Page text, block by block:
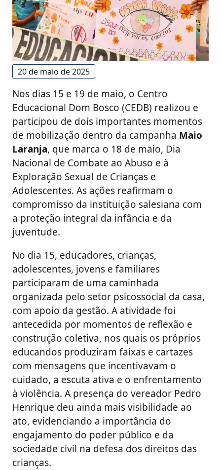
20 de maio de 2025
Nos dias 15 e 19 de maio, o Centro
Educacional Dom Bosco (CEDB) realizou e
participou de dois importantes momentos
de mobilização dentro da campanha Maio
Laranja, que marca o 18 de maio, Dia
Nacional de Combate ao Abuso e à
Exploração Sexual de Crianças e
Adolescentes. As ações reafirmam o
compromisso da instituição salesiana com
a proteção integral da infância e da
juventude.
No dia 15, educadores, crianças,
adolescentes, jovens e familiares
participaram de uma caminhada
organizada pelo setor psicossocial da casa,
com apoio da gestão. A atividade foi
antecedida por momentos de reflexão e
construção coletiva, nos quais os próprios
educandos produziram faixas e cartazes
com mensagens que incentivavam o
cuidado, a escuta ativa e o enfrentamento
à violência. A presença do vereador Pedro
Henrique deu ainda mais visibilidade ao
ato, evidenciando a importância do
engajamento do poder público e da
sociedade civil na defesa dos direitos das
crianças.